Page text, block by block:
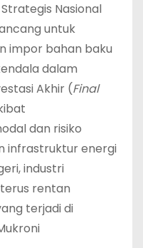
Nasional
untuk
impor bahan baku
dalam
Akhir (Final
dan risiko
infrastruktur energi
industri
rentan
terjadi di